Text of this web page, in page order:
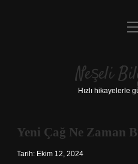
Yasal
Neşeli
Hızlı hikayelerle
Yeni Çağ Ne Zaman
Tarih: Ekim 12, 2024